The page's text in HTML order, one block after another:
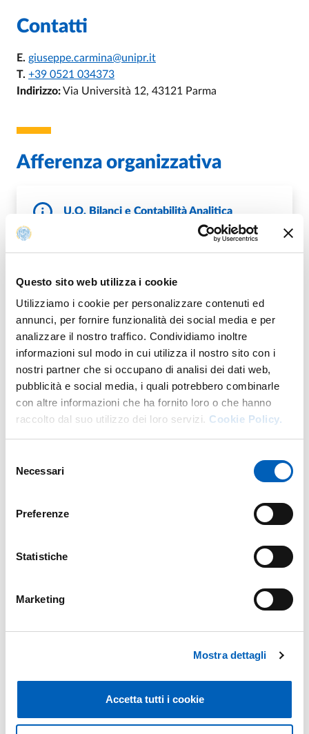
Questo sito web utilizza i cookie
Utilizziamo i cookie per personalizzare contenuti ed
annunci, per fornire funzionalità dei social media e per
analizzare il nostro traffico. Condividiamo inoltre
informazioni sul modo in cui utilizza il nostro sito con i
nostri partner che si occupano di analisi dei dati web,
pubblicità e social media, i quali potrebbero combinarle
con altre informazioni che ha fornito loro o che hanno
raccolto dal suo utilizzo dei loro servizi. Cookie Policy.
delNecessari
Preferenze
Statistiche
Marketing
Mostra dettagli
Accetta tutti i cookie
Contatti
E. giuseppe.carmina@unipr.it
T. +39 0521 034373
Indirizzo:Via Università 12, 43121 Parma
Afferenza organizzativa
U.O. Bilanci e Contabilità Analitica
VAI ALLA SCHEDA DI U.O. BILANCI E CONTABILITÀ
Altro personale della struttura a questo
indirizzo
Personale tecnico amministrativo